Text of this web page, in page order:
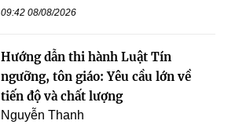
09:42 08/08/2026
Hướng dẫn thi hành Luật Tín
ngưỡng, tôn giáo: Yêu cầu lớn về
tiến độ và chất lượng
Nguyễn Thanh